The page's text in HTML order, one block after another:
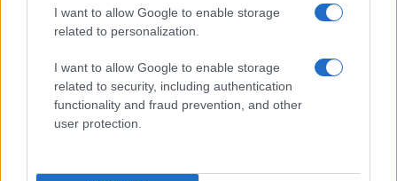
I want to allow Google to enable storage
related to personalization.
I want to allow Google to enable storage
related to security, including authentication
functionality and fraud prevention, and other
user protection.
2026
Le ultime offerte di lavoro a Olbia e in Gallura
segnalazione dei residenti